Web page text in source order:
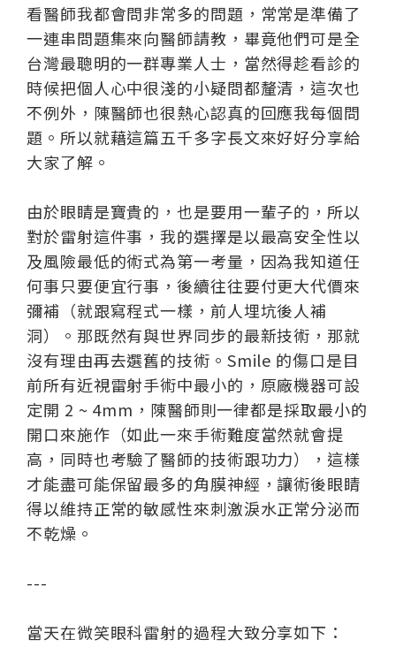
看醫師我都會問非常多的問題，常常是準備了
一連串問題集來向醫師請教，畢竟他們可是全
台灣最聰明的一群專業人士，當然得趁看診的
時候把個人心中很淺的小疑問都釐清，這次也
不例外，陳醫師也很熱心認真的回應我每個問
題。所以就藉這篇五千多字長文來好好分享給
大家了解。
由於眼睛是寶貴的，也是要用一輩子的，所以
對於雷射這件事，我的選擇是以最高安全性以
及風險最低的術式為第一考量，因為我知道任
何事只要便宜行事，後續往往要付更大代價來
彌補（就跟寫程式一樣，前人埋坑後人補
洞）。那既然有與世界同步的最新技術，那就
沒有理由再去選舊的技術。Smile 的傷口是目
前所有近視雷射手術中最小的，原廠機器可設
定開 2 ~ 4mm，陳醫師則一律都是採取最小的
開口來施作（如此一來手術難度當然就會提
高，同時也考驗了醫師的技術跟功力），這樣
才能盡可能保留最多的角膜神經，讓術後眼睛
得以維持正常的敏感性來刺激淚水正常分泌而
不乾燥。
---
當天在微笑眼科雷射的過程大致分享如下：